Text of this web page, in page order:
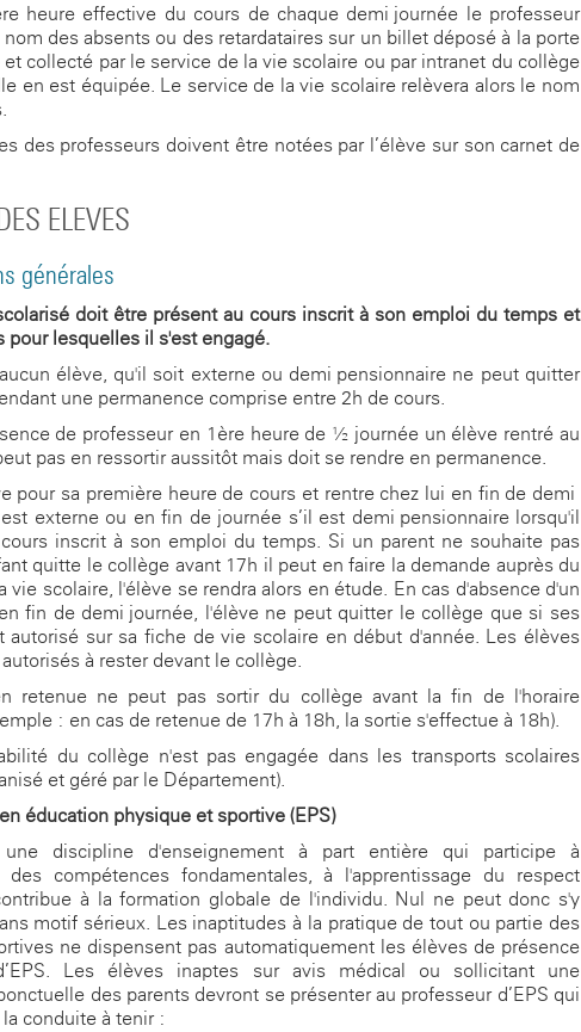
heure effective du cours de chaque demi-journée le professeur
des absents ou des retardataires sur un billet déposé à la porte
et collecté par le service de la vie scolaire ou par intranet du collège
en est équipée. Le service de la vie scolaire relèvera alors le nom
des professeurs doivent être notées par l’élève sur son carnet de
ELEVES
générales
doit être présent au cours inscrit à son emploi du temps et
pour lesquelles il s'est engagé.
élève, qu'il soit externe ou demi-pensionnaire ne peut quitter
une permanence comprise entre 2h de cours.
de professeur en 1ère heure de ½ journée un élève rentré au
pas en ressortir aussitôt mais doit se rendre en permanence.
pour sa première heure de cours et rentre chez lui en fin de demi-
externe ou en fin de journée s’il est demi-pensionnaire lorsqu'il
inscrit à son emploi du temps. Si un parent ne souhaite pas
quitte le collège avant 17h il peut en faire la demande auprès du
vie scolaire, l'élève se rendra alors en étude. En cas d'absence d'un
fin de demi-journée, l'élève ne peut quitter le collège que si ses
autorisé sur sa fiche de vie scolaire en début d'année. Les élèves
à rester devant le collège.
retenue ne peut pas sortir du collège avant la fin de l'horaire
: en cas de retenue de 17h à 18h, la sortie s'effectue à 18h).
du collège n'est pas engagée dans les transports scolaires
et géré par le Département).
éducation physique et sportive (EPS)
une discipline d'enseignement à part entière qui participe à
des compétences fondamentales, à l'apprentissage du respect
à la formation globale de l'individu. Nul ne peut donc s'y
motif sérieux. Les inaptitudes à la pratique de tout ou partie des
ne dispensent pas automatiquement les élèves de présence
Les élèves inaptes sur avis médical ou sollicitant une
des parents devront se présenter au professeur d’EPS qui
conduite à tenir :